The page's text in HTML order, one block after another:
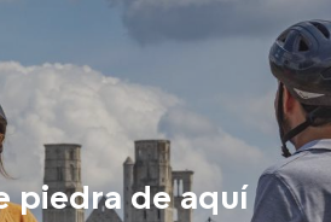
piedra de aquí